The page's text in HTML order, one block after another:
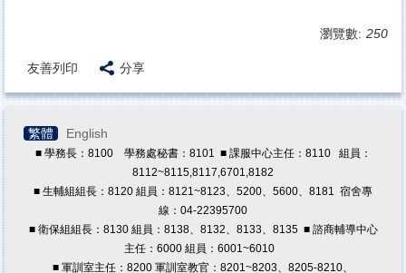
軍訓室
原住民族學生資源中心
學務處法規
導師專區
學生版行事曆
學輔工作經費
兼任助理專區
瀏覽數: 250
友善列印 分享
繁體 English
■ 學務長：8100 學務處秘書：8101 ■ 課服中心主任：8110 組員：
8112~8115,8117,6701,8182
■ 生輔組組長：8120 組員：8121~8123、5200、5600、8181 宿舍專
線：04-22395700
■ 衛保組組長：8130 組員：8138、8132、8133、8135 ■ 諮商輔導中心
主任：6000 組員：6001~6010
■ 軍訓室主任：8200 軍訓室教官：8201~8203、8205-8210、